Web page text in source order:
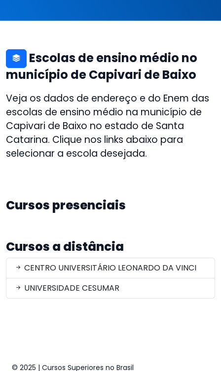
Escolas de ensino médio no
município de Capivari de Baixo
Veja os dados de endereço e do Enem das
escolas de ensino médio na município de
Capivari de Baixo no estado de Santa
Catarina. Clique nos links abaixo para
selecionar a escola desejada.
Cursos presenciais
Cursos a distância
CENTRO UNIVERSITÁRIO LEONARDO DA VINCI
UNIVERSIDADE CESUMAR
© 2025 | Cursos Superiores no Brasil